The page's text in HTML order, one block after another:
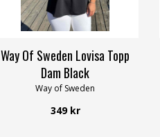
Way Of Sweden Lovisa Topp
Dam Black
Way of Sweden
349 kr